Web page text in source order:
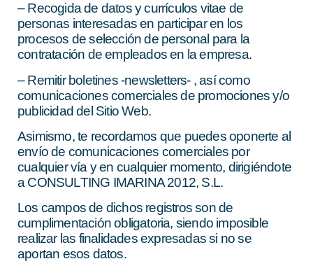
– Recogida de datos y currículos vitae de
personas interesadas en participar en los
procesos de selección de personal para la
contratación de empleados en la empresa.
– Remitir boletines -newsletters- , así como
comunicaciones comerciales de promociones y/o
publicidad del Sitio Web.
Asimismo, te recordamos que puedes oponerte al
envío de comunicaciones comerciales por
cualquier vía y en cualquier momento, dirigiéndote
a CONSULTING IMARINA 2012, S.L.
Los campos de dichos registros son de
cumplimentación obligatoria, siendo imposible
realizar las finalidades expresadas si no se
aportan esos datos.